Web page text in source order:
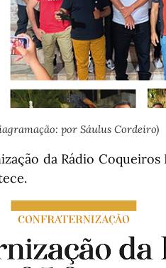
por Sáulus Cordeiro)
da Rádio Coqueiros